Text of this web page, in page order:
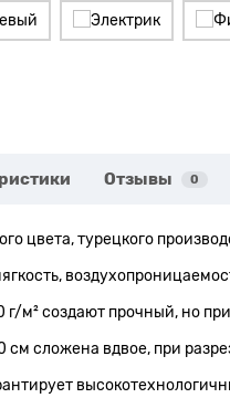
Отзывы 0
цвета, турецкого
г/м² создают прочный, но
сложена вдвое, при